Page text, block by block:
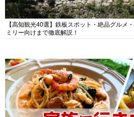
【高知観光40選】鉄板スポット・絶品グルメ
ミリー向けまで徹底解説！